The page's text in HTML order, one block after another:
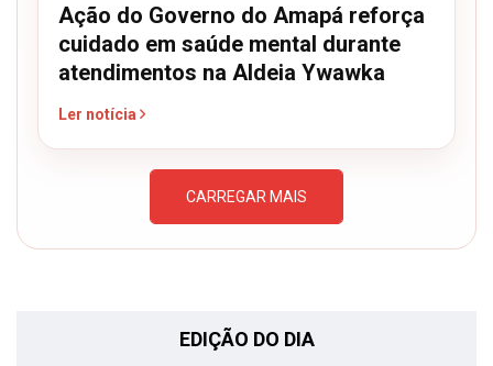
Ação do Governo do Amapá reforça
cuidado em saúde mental durante
atendimentos na Aldeia Ywawka
Ler notícia
CARREGAR MAIS
EDIÇÃO DO DIA